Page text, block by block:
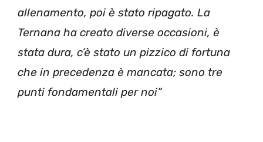
allenamento, poi è stato ripagato. La
Ternana ha creato diverse occasioni, è
stata dura, c’è stato un pizzico di fortuna
che in precedenza è mancata; sono tre
punti fondamentali per noi”